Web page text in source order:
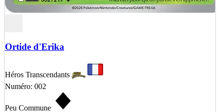
Ortide d'Erika
Héros Transcendants
Numéro: 002
Peu Commune